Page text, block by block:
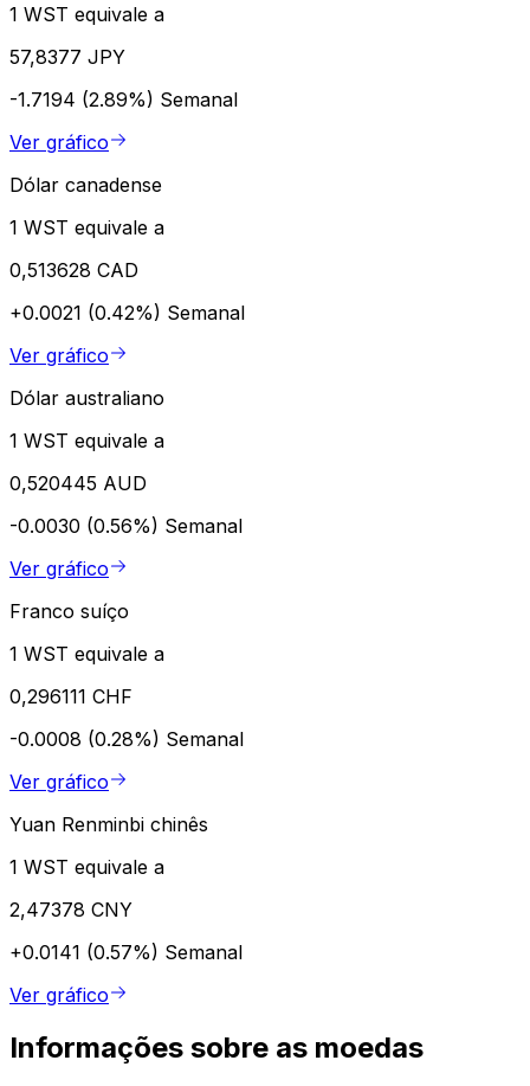
1 WST equivale a
57,8377 JPY
-1.7194 (2.89%) Semanal
Ver gráfico
Dólar canadense
1 WST equivale a
0,513628 CAD
+0.0021 (0.42%) Semanal
Ver gráfico
Dólar australiano
1 WST equivale a
0,520445 AUD
-0.0030 (0.56%) Semanal
Ver gráfico
Franco suíço
1 WST equivale a
0,296111 CHF
-0.0008 (0.28%) Semanal
Ver gráfico
Yuan Renminbi chinês
1 WST equivale a
2,47378 CNY
+0.0141 (0.57%) Semanal
Ver gráfico
Informações sobre as moedas